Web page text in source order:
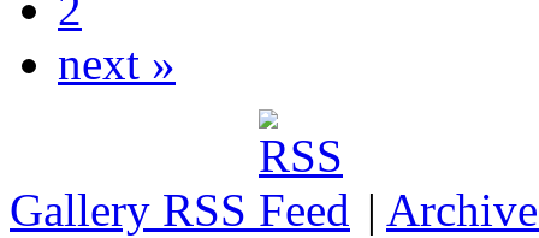
next »
Gallery RSS |